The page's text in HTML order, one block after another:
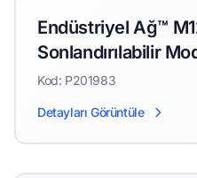
Endüstriyel Ağ™
Sonlandırılabilir
Kod: P201983
Detayları Görüntüle